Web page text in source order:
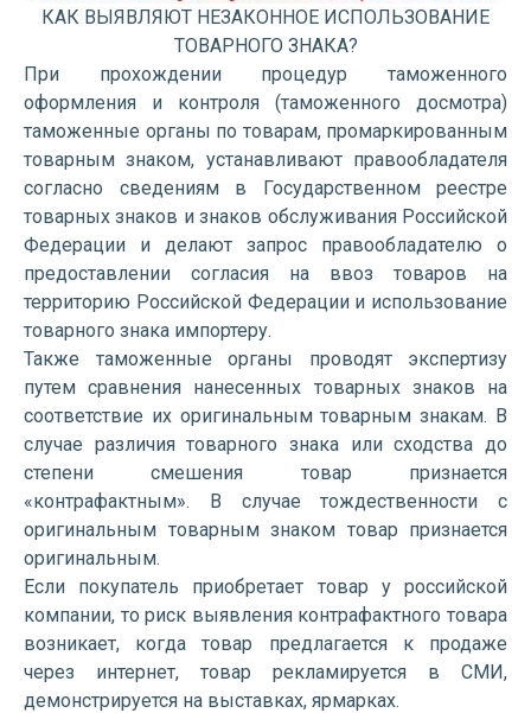
КАК ВЫЯВЛЯЮТ НЕЗАКОННОЕ ИСПОЛЬЗОВАНИЕ
ТОВАРНОГО ЗНАКА?
При прохождении процедур таможенного
оформления и контроля (таможенного досмотра)
таможенные органы по товарам, промаркированным
товарным знаком, устанавливают правообладателя
согласно сведениям в Государственном реестре
товарных знаков и знаков обслуживания Российской
Федерации и делают запрос правообладателю о
предоставлении согласия на ввоз товаров на
территорию Российской Федерации и использование
товарного знака импортеру.
Также таможенные органы проводят экспертизу
путем сравнения нанесенных товарных знаков на
соответствие их оригинальным товарным знакам. В
случае различия товарного знака или сходства до
степени смешения товар признается
«контрафактным». В случае тождественности с
оригинальным товарным знаком товар признается
оригинальным.
Если покупатель приобретает товар у российской
компании, то риск выявления контрафактного товара
возникает, когда товар предлагается к продаже
через интернет, товар рекламируется в СМИ,
демонстрируется на выставках, ярмарках.